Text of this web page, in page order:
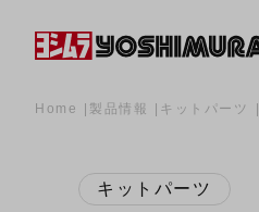
Home 製品情報 キットパーツ
キットパーツ